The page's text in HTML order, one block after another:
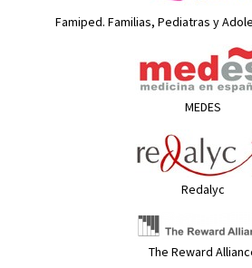
Famiped. Familias, Pediatras y
MEDES
Redalyc
The Reward